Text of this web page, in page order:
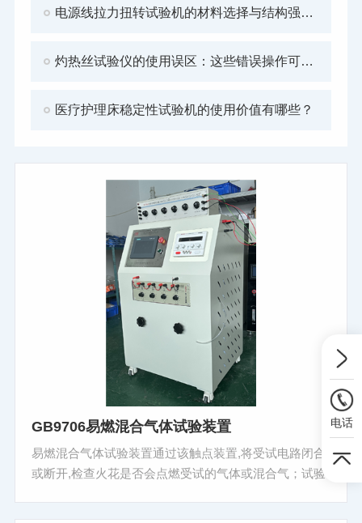
电源线拉力扭转试验机的材料选择与结构强度分析
灼热丝试验仪的使用误区：这些错误操作可能影响检测结果
医疗护理床稳定性试验机的使用价值有哪些？
GB9706易燃混合气体试验装置
易燃混合气体试验装置通过该触点装置,将受试电路闭合
或断开,检查火花是否会点燃受试的气体或混合气；试验
电话